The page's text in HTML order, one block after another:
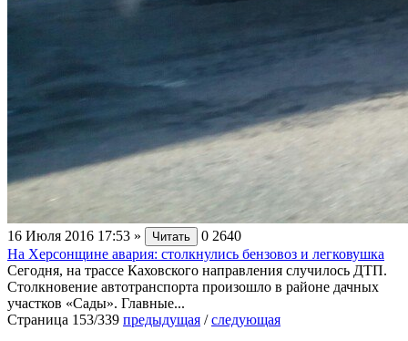
16 Июля 2016 17:53 » Читать 0 2640
На Херсонщине авария: столкнулись бензовоз и легковушка
Сегодня, на трассе Каховского направления случилось ДТП.
Столкновение автотранспорта произошло в районе дачных
участков «Сады». Главные...
Страница 153/339 предыдущая /следующая